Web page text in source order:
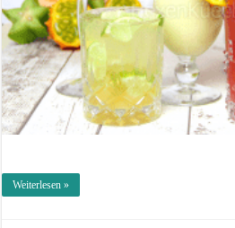
Weiterlesen »